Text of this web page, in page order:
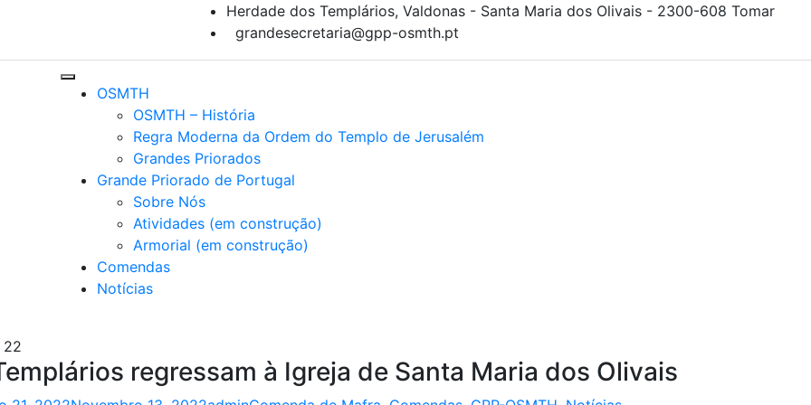
Herdade dos Templários, Valdonas - Santa Maria dos Olivais - 2300-608 Tomar
grandesecretaria@gpp-osmth.pt
OSMTH
OSMTH – História
Regra Moderna da Ordem do Templo de Jerusalém
Grandes Priorados
Grande Priorado de Portugal
Sobre Nós
Atividades (em construção)
Armorial (em construção)
Comendas
Notícias
22
regressam à Igreja de Santa Maria dos Olivais